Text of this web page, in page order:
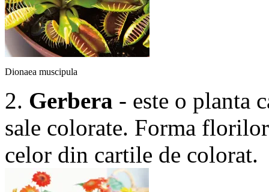
Dionaea muscipula
2. Gerbera - este o planta
sale colorate. Forma
celor din cartile de colorat.